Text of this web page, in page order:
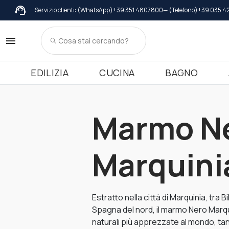
Servizio clienti: (WhatsApp)+39 351 4807800— (Telefono)+39 035
EDILIZIA CUCINA BAGNO
Marmo
Estratto nella città di Marquinia, tra
Spagna del nord, il marmo Nero
naturali più apprezzate al mondo,
Copertine
Copertine in Marmo
Copertine in Granito
Copertine in Terrazzo Italiano
Davanzali in
Davanzali in
Davanzali in
Top mobile
Top mobile
Top mobile
Collanti
Marmo